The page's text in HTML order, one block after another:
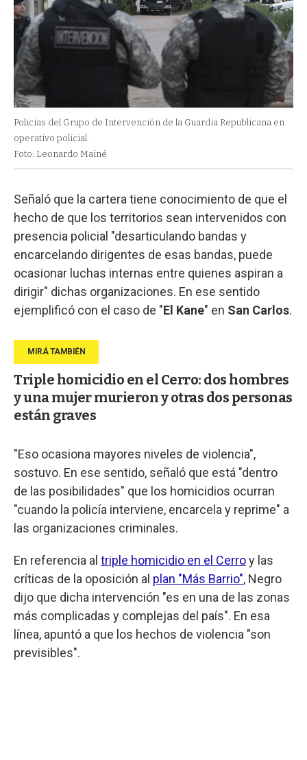
Policias del Grupo de Intervención de la Guardia Republicana en
operativo policial.
Foto: Leonardo Mainé
Señaló que la cartera tiene conocimiento de que el
hecho de que los territorios sean intervenidos con
presencia policial "desarticulando bandas y
encarcelando dirigentes de esas bandas, puede
ocasionar luchas internas entre quienes aspiran a
dirigir" dichas organizaciones. En ese sentido
ejemplificó con el caso de "El Kane" en San Carlos.
Triple homicidio en el Cerro: dos hombres
y una mujer murieron y otras dos personas
están graves
"Eso ocasiona mayores niveles de violencia",
sostuvo. En ese sentido, señaló que está "dentro
de las posibilidades" que los homicidios ocurran
"cuando la policía interviene, encarcela y reprime" a
las organizaciones criminales.
En referencia al triple homicidio en el Cerroy las
críticas de la oposición al plan "Más Barrio", Negro
dijo que dicha intervención "es en una de las zonas
más complicadas y complejas del país". En esa
línea, apuntó a que los hechos de violencia "son
previsibles".